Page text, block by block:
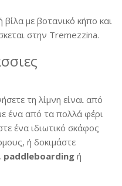
με βοτανικό κήπο και
στην Tremezzina.
τη λίμνη είναι από
ένα από τα πολλά φέρι
ένα ιδιωτικό σκάφος
ή δοκιμάστε
, paddleboarding ή